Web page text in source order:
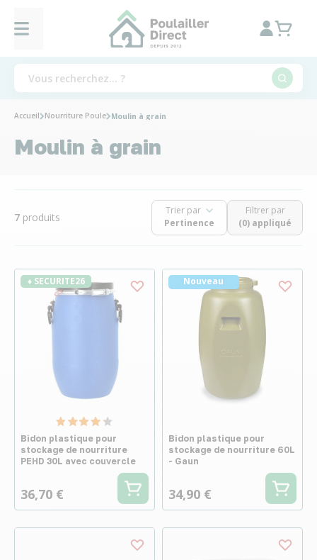
Accueil Nourriture Poule Moulin à grain
Moulin à grain
7 produits
Trier par
Filtrer par
(0) appliqué
♦ SECURITE26
Bidon plastique pour
stockage de nourriture
PEHD 30L avec couvercle
36,70 €
Nouveau
Bidon plastique pour
stockage de nourriture 60L
- Gaun
34,90 €